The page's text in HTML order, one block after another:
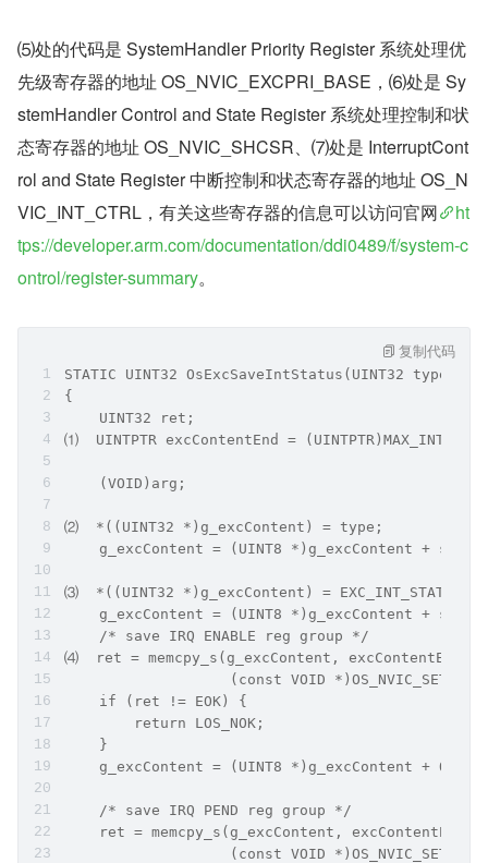
⑸处的代码是 SystemHandler Priority Register 系统处理优
先级寄存器的地址 OS_NVIC_EXCPRI_BASE，⑹处是 Sy
stemHandler Control and State Register 系统处理控制和状
态寄存器的地址 OS_NVIC_SHCSR、⑺处是 InterruptCont
rol and State Register 中断控制和状态寄存器的地址 OS_N
VIC_INT_CTRL，有关这些寄存器的信息可以访问官网
ht
tps://developer.arm.com/documentation/ddi0489/f/system-c
ontrol/register-summary。
STATIC UINT32 OsExcSaveIntStatus(UINT32 type,
{
    UINT32 ret;
⑴  UINTPTR excContentEnd =
    (VOID)arg;
⑵  *((UINT32 *)g_excContent) = type;
g_excContent = (UINT8 *)g_excContent +
⑶  *((UINT32 *)g_excContent) =
g_excContent = (UINT8 *)g_excContent +
    /* save IRQ ENABLE reg group */
⑷  ret = memcpy_s(g_excContent, excContentEnd -
(const VOID
    if (ret != EOK) {
        return LOS_NOK;
    }
g_excContent = (UINT8 *)g_excContent +
    /* save IRQ PEND reg group */
ret = memcpy_s(g_excContent, excContentEnd
(const VOID
复制代码